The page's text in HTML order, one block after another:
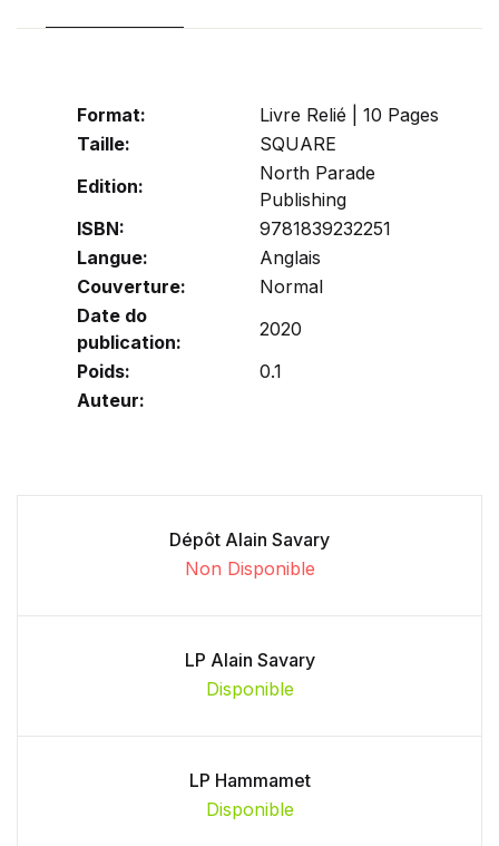
Format:
Livre Relié | 10 Pages
Taille:
SQUARE
Edition:
North Parade
Publishing
ISBN:
9781839232251
Langue:
Anglais
Couverture:
Normal
Date do
publication:
2020
Poids:
0.1
Auteur:
Dépôt Alain Savary
Non Disponible
LP Alain Savary
Disponible
LP Hammamet
Disponible